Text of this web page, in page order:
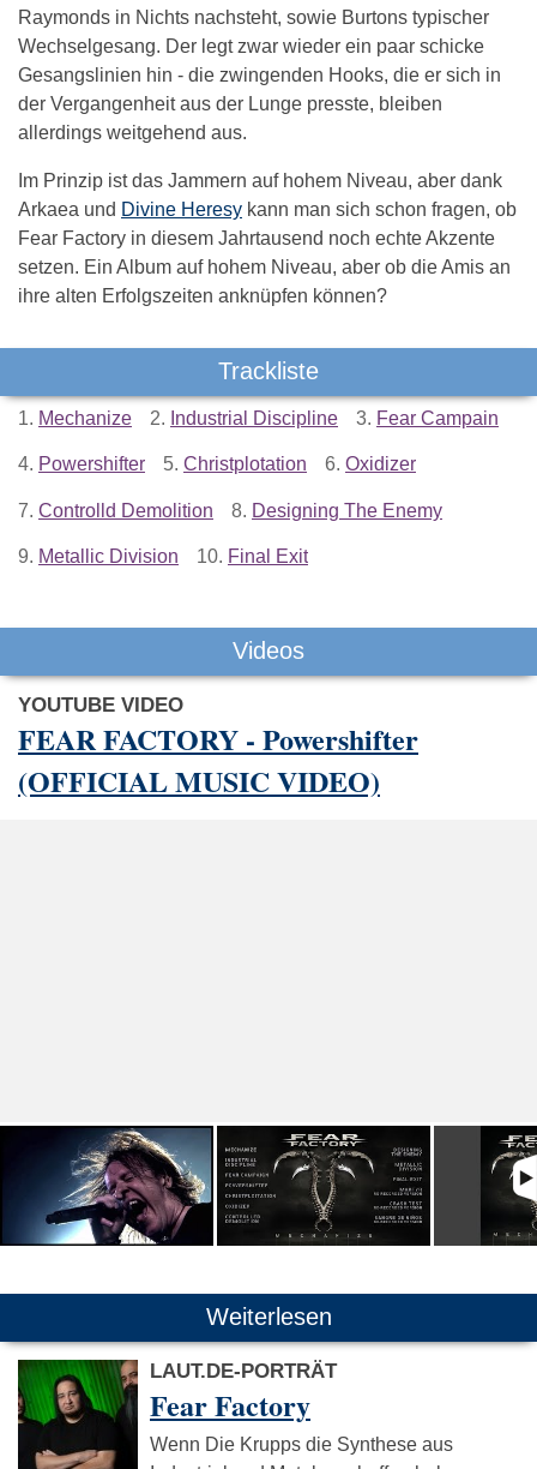
Raymonds in Nichts nachsteht, sowie Burtons typischer
Wechselgesang. Der legt zwar wieder ein paar schicke
Gesangslinien hin - die zwingenden Hooks, die er sich in
der Vergangenheit aus der Lunge presste, bleiben
allerdings weitgehend aus.
Im Prinzip ist das Jammern auf hohem Niveau, aber dank
Arkaea und Divine Heresy kann man sich schon fragen, ob
Fear Factory in diesem Jahrtausend noch echte Akzente
setzen. Ein Album auf hohem Niveau, aber ob die Amis an
ihre alten Erfolgszeiten anknüpfen können?
Trackliste
1. Mechanize 2. Industrial Discipline 3. Fear Campain
4. Powershifter 5. Christplotation 6. Oxidizer
7. Controlld Demolition 8. Designing The Enemy
9. Metallic Division 10. Final Exit
Videos
YOUTUBE VIDEO
FEAR FACTORY - Powershifter
(OFFICIAL MUSIC VIDEO)
Weiterlesen
LAUT.DE-PORTRÄT
Fear Factory
Wenn Die Krupps die Synthese aus